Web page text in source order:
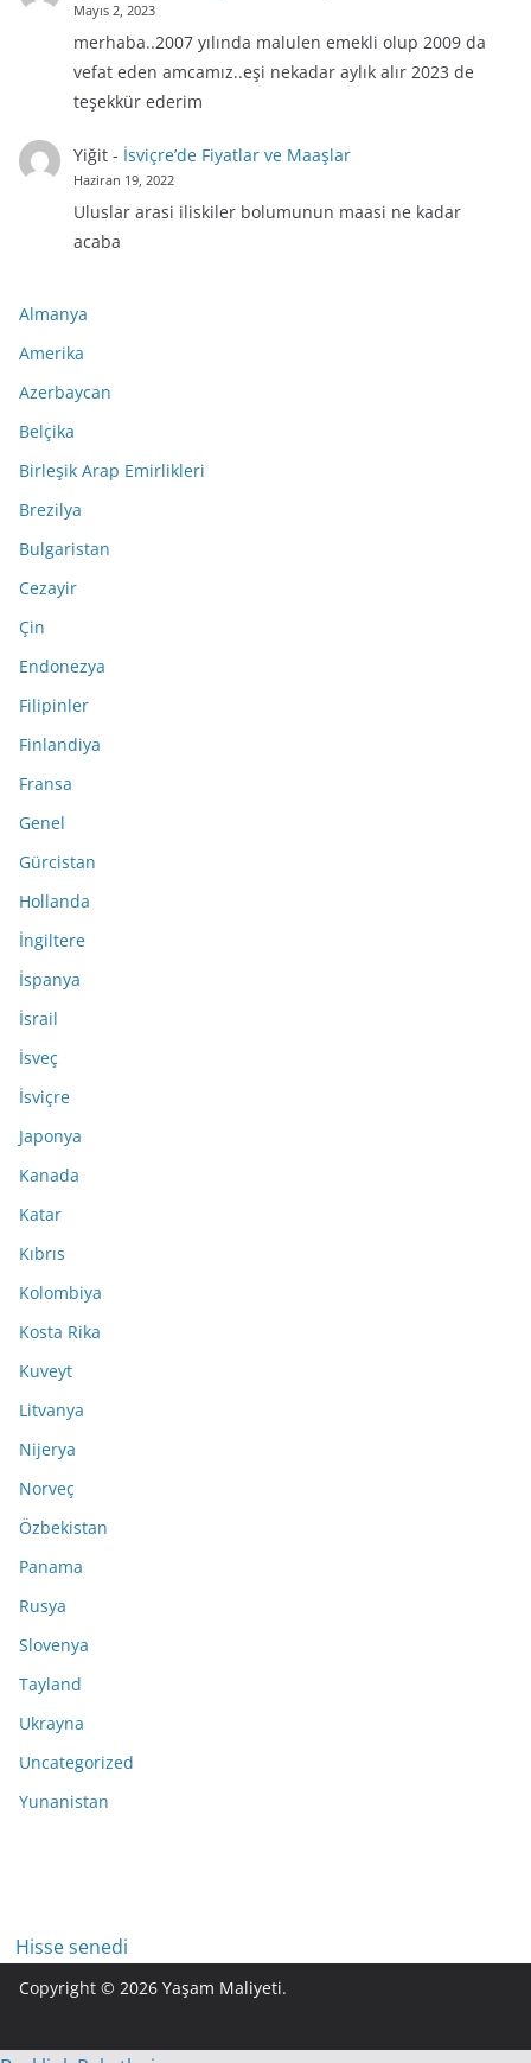
Mayıs 2, 2023
merhaba..2007 yılında malulen emekli olup 2009 da
vefat eden amcamız..eşi nekadar aylık alır 2023 de
teşekkür ederim
Yiğit- İsviçre’de Fiyatlar ve Maaşlar
Haziran 19, 2022
Uluslar arasi iliskiler bolumunun maasi ne kadar
acaba
Almanya
Amerika
Azerbaycan
Belçika
Birleşik Arap Emirlikleri
Brezilya
Bulgaristan
Cezayir
Çin
Endonezya
Filipinler
Finlandiya
Fransa
Genel
Gürcistan
Hollanda
İngiltere
İspanya
İsrail
İsveç
İsviçre
Japonya
Kanada
Katar
Kıbrıs
Kolombiya
Kosta Rika
Kuveyt
Litvanya
Nijerya
Norveç
Özbekistan
Panama
Rusya
Slovenya
Tayland
Ukrayna
Uncategorized
Yunanistan
Hisse senedi
Copyright © 2026 Yaşam Maliyeti.